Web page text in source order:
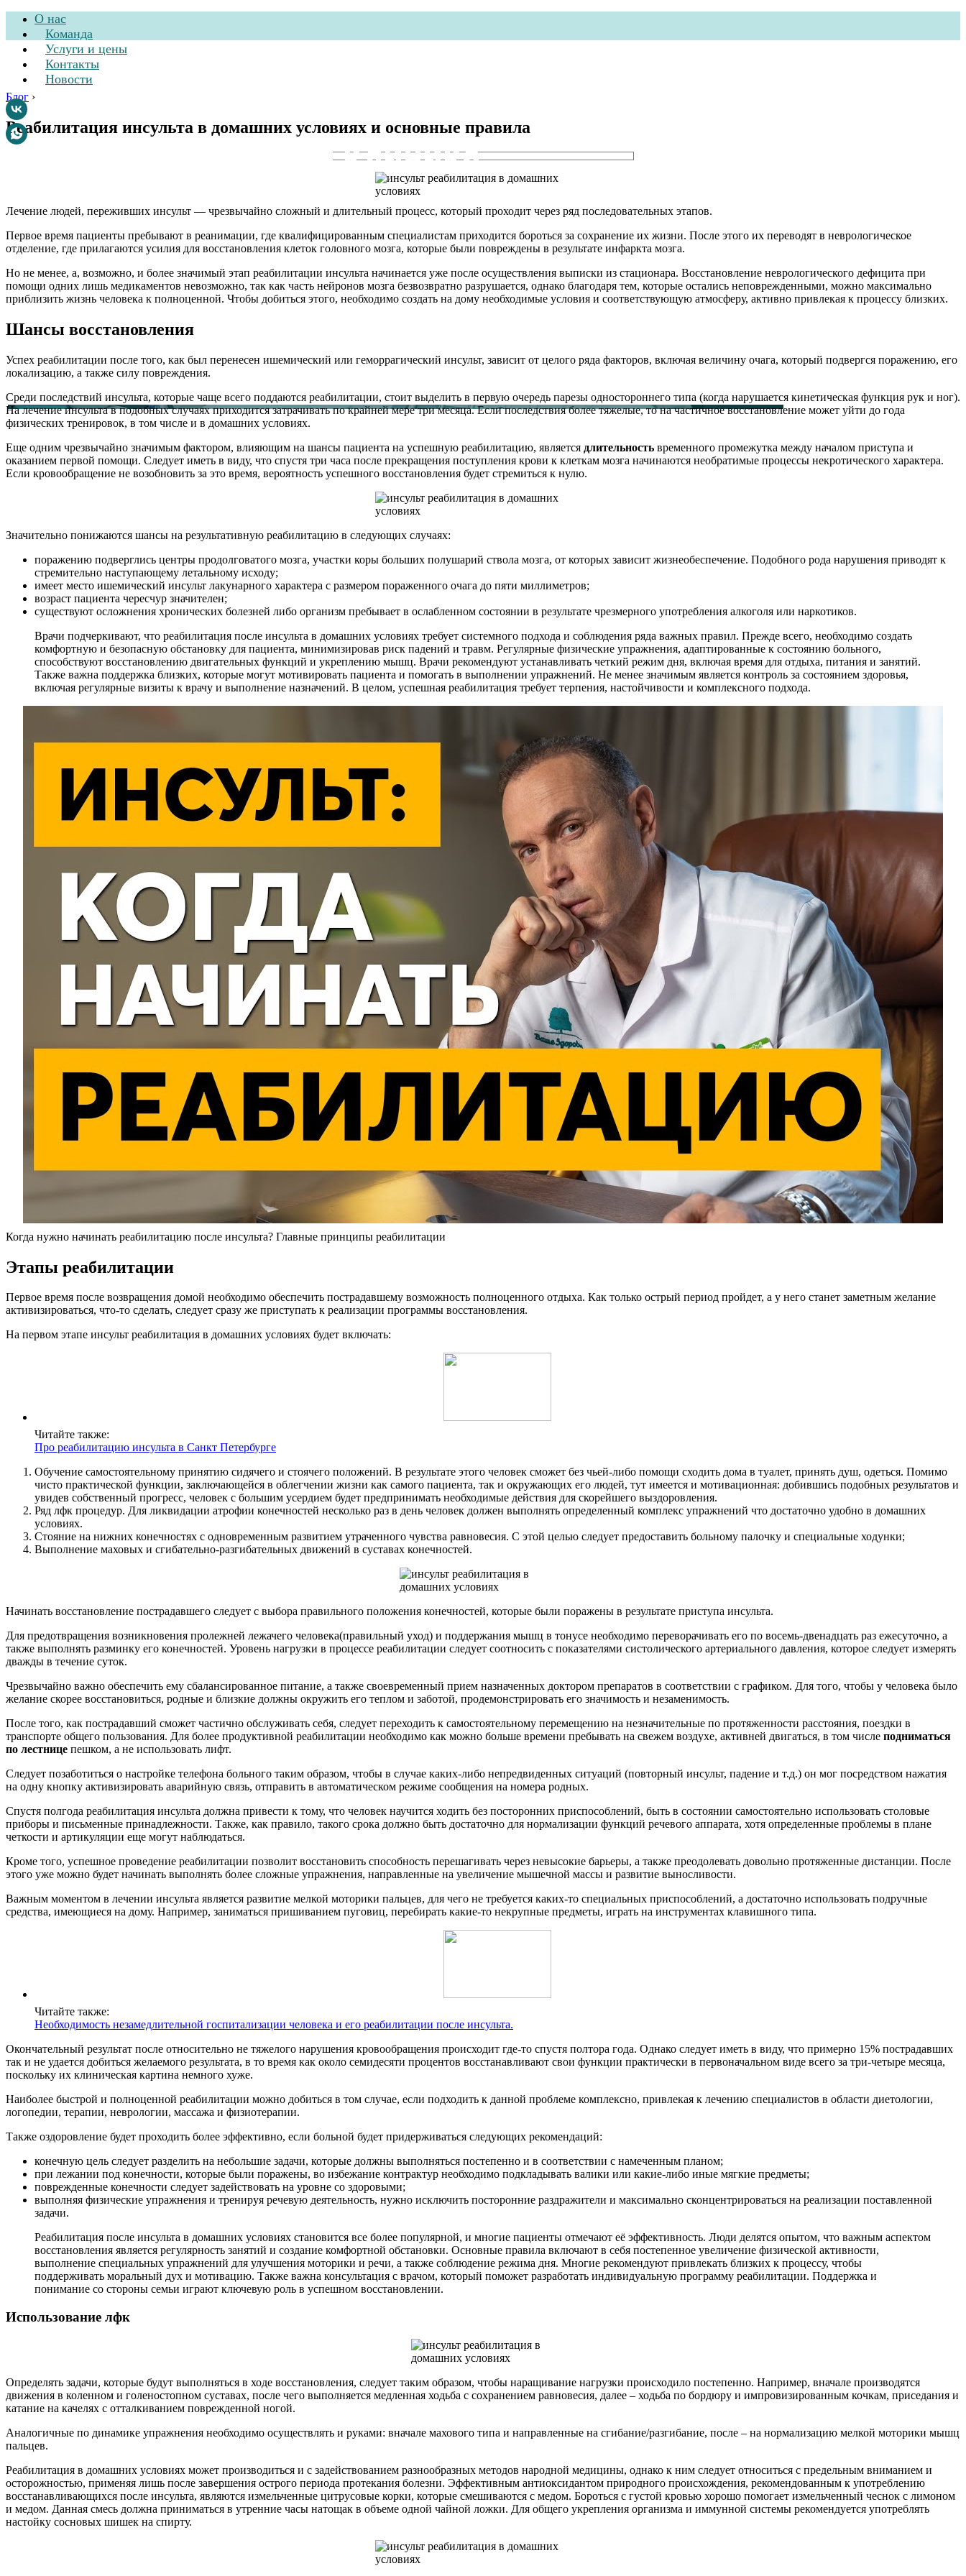
О нас
Команда
Услуги и цены
Контакты
Новости
Стоматологическая клиника
Блог ›
Реабилитация инсульта в домашних условиях и основные правила
Лечение людей, переживших инсульт — чрезвычайно сложный и длительный процесс, который проходит через ряд последовательных этапов.
Первое время пациенты пребывают в реанимации, где квалифицированным специалистам приходится бороться за сохранение их жизни. После этого их переводят в неврологическое
отделение, где прилагаются усилия для восстановления клеток головного мозга, которые были повреждены в результате инфаркта мозга.
Но не менее, а, возможно, и более значимый этап реабилитации инсульта начинается уже после осуществления выписки из стационара. Восстановление неврологического дефицита при
помощи одних лишь медикаментов невозможно, так как часть нейронов мозга безвозвратно разрушается, однако благодаря тем, которые остались неповрежденными, можно максимально
приблизить жизнь человека к полноценной. Чтобы добиться этого, необходимо создать на дому необходимые условия и соответствующую атмосферу, активно привлекая к процессу близких.
Шансы восстановления
Успех реабилитации после того, как был перенесен ишемический или геморрагический инсульт, зависит от целого ряда факторов, включая величину очага, который подвергся поражению, его
локализацию, а также силу повреждения.
Среди последствий инсульта, которые чаще всего поддаются реабилитации, стоит выделить в первую очередь парезы одностороннего типа (когда нарушается кинетическая функция рук и ног).
На лечение инсульта в подобных случаях приходится затрачивать по крайней мере три месяца. Если последствия более тяжелые, то на частичное восстановление может уйти до года
физических тренировок, в том числе и в домашних условиях.
Еще одним чрезвычайно значимым фактором, влияющим на шансы пациента на успешную реабилитацию, является длительность временного промежутка между началом приступа и
оказанием первой помощи. Следует иметь в виду, что спустя три часа после прекращения поступления крови к клеткам мозга начинаются необратимые процессы некротического характера.
Если кровообращение не возобновить за это время, вероятность успешного восстановления будет стремиться к нулю.
Значительно понижаются шансы на результативную реабилитацию в следующих случаях:
поражению подверглись центры продолговатого мозга, участки коры больших полушарий ствола мозга, от которых зависит жизнеобеспечение. Подобного рода нарушения приводят к
стремительно наступающему летальному исходу;
имеет место ишемический инсульт лакунарного характера с размером пораженного очага до пяти миллиметров;
возраст пациента чересчур значителен;
существуют осложнения хронических болезней либо организм пребывает в ослабленном состоянии в результате чрезмерного употребления алкоголя или наркотиков.
Врачи подчеркивают, что реабилитация после инсульта в домашних условиях требует системного подхода и соблюдения ряда важных правил. Прежде всего, необходимо создать
комфортную и безопасную обстановку для пациента, минимизировав риск падений и травм. Регулярные физические упражнения, адаптированные к состоянию больного,
способствуют восстановлению двигательных функций и укреплению мышц. Врачи рекомендуют устанавливать четкий режим дня, включая время для отдыха, питания и занятий.
Также важна поддержка близких, которые могут мотивировать пациента и помогать в выполнении упражнений. Не менее значимым является контроль за состоянием здоровья,
включая регулярные визиты к врачу и выполнение назначений. В целом, успешная реабилитация требует терпения, настойчивости и комплексного подхода.
Когда нужно начинать реабилитацию после инсульта? Главные принципы реабилитации
Этапы реабилитации
Первое время после возвращения домой необходимо обеспечить пострадавшему возможность полноценного отдыха. Как только острый период пройдет, а у него станет заметным желание
активизироваться, что-то сделать, следует сразу же приступать к реализации программы восстановления.
На первом этапе инсульт реабилитация в домашних условиях будет включать:
Читайте также:
Про реабилитацию инсульта в Санкт Петербурге
Обучение самостоятельному принятию сидячего и стоячего положений. В результате этого человек сможет без чьей-либо помощи сходить дома в туалет, принять душ, одеться. Помимо
чисто практической функции, заключающейся в облегчении жизни как самого пациента, так и окружающих его людей, тут имеется и мотивационная: добившись подобных результатов и
увидев собственный прогресс, человек с большим усердием будет предпринимать необходимые действия для скорейшего выздоровления.
Ряд лфк процедур. Для ликвидации атрофии конечностей несколько раз в день человек должен выполнять определенный комплекс упражнений что достаточно удобно в домашних
условиях.
Стояние на нижних конечностях с одновременным развитием утраченного чувства равновесия. С этой целью следует предоставить больному палочку и специальные ходунки;
Выполнение маховых и сгибательно-разгибательных движений в суставах конечностей.
Начинать восстановление пострадавшего следует с выбора правильного положения конечностей, которые были поражены в результате приступа инсульта.
Для предотвращения возникновения пролежней лежачего человека(правильный уход) и поддержания мышц в тонусе необходимо переворачивать его по восемь-двенадцать раз ежесуточно, а
также выполнять разминку его конечностей. Уровень нагрузки в процессе реабилитации следует соотносить с показателями систолического артериального давления, которое следует измерять
дважды в течение суток.
Чрезвычайно важно обеспечить ему сбалансированное питание, а также своевременный прием назначенных доктором препаратов в соответствии с графиком. Для того, чтобы у человека было
желание скорее восстановиться, родные и близкие должны окружить его теплом и заботой, продемонстрировать его значимость и незаменимость.
После того, как пострадавший сможет частично обслуживать себя, следует переходить к самостоятельному перемещению на незначительные по протяженности расстояния, поездки в
транспорте общего пользования. Для более продуктивной реабилитации необходимо как можно больше времени пребывать на свежем воздухе, активней двигаться, в том числе подниматься
по лестнице пешком, а не использовать лифт.
Следует позаботиться о настройке телефона больного таким образом, чтобы в случае каких-либо непредвиденных ситуаций (повторный инсульт, падение и т.д.) он мог посредством нажатия
на одну кнопку активизировать аварийную связь, отправить в автоматическом режиме сообщения на номера родных.
Спустя полгода реабилитация инсульта должна привести к тому, что человек научится ходить без посторонних приспособлений, быть в состоянии самостоятельно использовать столовые
приборы и письменные принадлежности. Также, как правило, такого срока должно быть достаточно для нормализации функций речевого аппарата, хотя определенные проблемы в плане
четкости и артикуляции еще могут наблюдаться.
Кроме того, успешное проведение реабилитации позволит восстановить способность перешагивать через невысокие барьеры, а также преодолевать довольно протяженные дистанции. После
этого уже можно будет начинать выполнять более сложные упражнения, направленные на увеличение мышечной массы и развитие выносливости.
Важным моментом в лечении инсульта является развитие мелкой моторики пальцев, для чего не требуется каких-то специальных приспособлений, а достаточно использовать подручные
средства, имеющиеся на дому. Например, заниматься пришиванием пуговиц, перебирать какие-то некрупные предметы, играть на инструментах клавишного типа.
Читайте также:
Необходимость незамедлительной госпитализации человека и его реабилитации после инсульта.
Окончательный результат после относительно не тяжелого нарушения кровообращения происходит где-то спустя полтора года. Однако следует иметь в виду, что примерно 15% пострадавших
так и не удается добиться желаемого результата, в то время как около семидесяти процентов восстанавливают свои функции практически в первоначальном виде всего за три-четыре месяца,
поскольку их клиническая картина немного хуже.
Наиболее быстрой и полноценной реабилитации можно добиться в том случае, если подходить к данной проблеме комплексно, привлекая к лечению специалистов в области диетологии,
логопедии, терапии, неврологии, массажа и физиотерапии.
Также оздоровление будет проходить более эффективно, если больной будет придерживаться следующих рекомендаций:
конечную цель следует разделить на небольшие задачи, которые должны выполняться постепенно и в соответствии с намеченным планом;
при лежании под конечности, которые были поражены, во избежание контрактур необходимо подкладывать валики или какие-либо иные мягкие предметы;
поврежденные конечности следует задействовать на уровне со здоровыми;
выполняя физические упражнения и тренируя речевую деятельность, нужно исключить посторонние раздражители и максимально сконцентрироваться на реализации поставленной
задачи.
Реабилитация после инсульта в домашних условиях становится все более популярной, и многие пациенты отмечают её эффективность. Люди делятся опытом, что важным аспектом
восстановления является регулярность занятий и создание комфортной обстановки. Основные правила включают в себя постепенное увеличение физической активности,
выполнение специальных упражнений для улучшения моторики и речи, а также соблюдение режима дня. Многие рекомендуют привлекать близких к процессу, чтобы
поддерживать моральный дух и мотивацию. Также важна консультация с врачом, который поможет разработать индивидуальную программу реабилитации. Поддержка и
понимание со стороны семьи играют ключевую роль в успешном восстановлении.
Использование лфк
Определять задачи, которые будут выполняться в ходе восстановления, следует таким образом, чтобы наращивание нагрузки происходило постепенно. Например, вначале производятся
движения в коленном и голеностопном суставах, после чего выполняется медленная ходьба с сохранением равновесия, далее – ходьба по бордюру и импровизированным кочкам, приседания и
катание на качелях с отталкиванием поврежденной ногой.
Аналогичные по динамике упражнения необходимо осуществлять и руками: вначале махового типа и направленные на сгибание/разгибание, после – на нормализацию мелкой моторики мышц
пальцев.
Реабилитация в домашних условиях может производиться и с задействованием разнообразных методов народной медицины, однако к ним следует относиться с предельным вниманием и
осторожностью, применяя лишь после завершения острого периода протекания болезни. Эффективным антиоксидантом природного происхождения, рекомендованным к употреблению
восстанавливающихся после инсульта, являются измельченные цитрусовые корки, которые смешиваются с медом. Бороться с густой кровью хорошо помогает измельченный чеснок с лимоном
и медом. Данная смесь должна приниматься в утренние часы натощак в объеме одной чайной ложки. Для общего укрепления организма и иммунной системы рекомендуется употреблять
настойку сосновых шишек на спирту.